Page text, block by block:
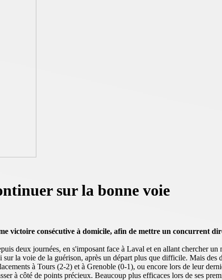
sur la bonne voie
victoire consécutive à domicile, afin de mettre un concurrent
deux journées, en s'imposant face à Laval et en allant chercher
sur la voie de la guérison, après un départ plus que difficile. Mais
à Tours (2-2) et à Grenoble (0-1), ou encore lors de leur
à côté de points précieux. Beaucoup plus efficaces lors de ses